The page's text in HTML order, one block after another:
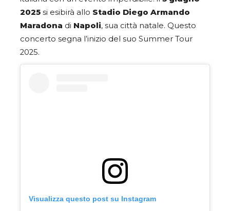
2025 si esibirà allo Stadio Diego Armando
Maradona di Napoli, sua città natale. Questo
concerto segna l’inizio del suo Summer Tour
2025.
Visualizza questo post su Instagram